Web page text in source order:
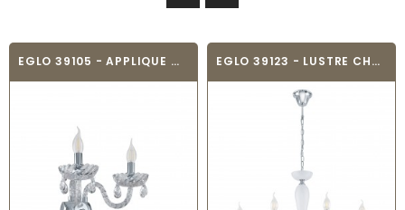
EGLO 39105 - APPLIQUE MURALE CHANDELIER -... EGLO 39123 - LUSTRE CHANDELIER - FALCADO 1